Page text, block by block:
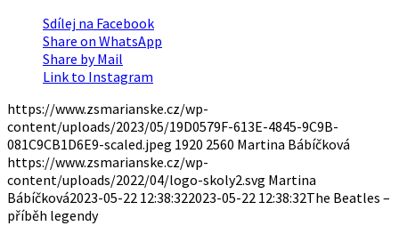
Sdílej na Facebook
Share on WhatsApp
Share by Mail
Link to Instagram
https://www.zsmarianske.cz/wp-
content/uploads/2023/05/19D0579F-613E-4845-9C9B-
081C9CB1D6E9-scaled.jpeg 1920 2560 Martina Bábíčková
https://www.zsmarianske.cz/wp-
content/uploads/2022/04/logo-skoly2.svg Martina
Bábíčková2023-05-22 12:38:322023-05-22 12:38:32The Beatles –
příběh legendy